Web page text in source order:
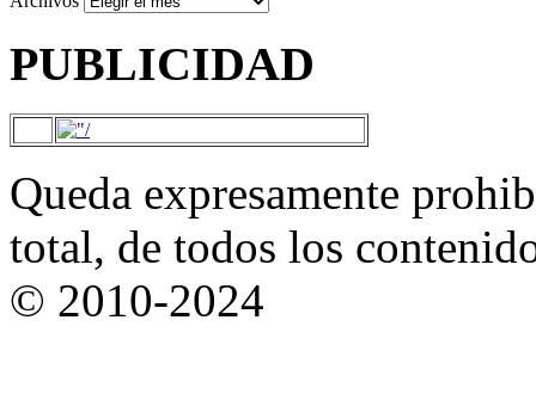
PUBLICIDAD
Queda expresamente
total, de todos los
© 2010-2024